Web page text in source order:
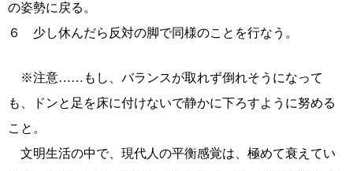
の姿勢に戻る。
６ 少し休んだら反対の脚で同様のことを行なう。
※注意……もし、バランスが取れず倒れそうになって
も、ドンと足を床に付けないで静かに下ろすように努める
こと。
文明生活の中で、現代人の平衡感覚は、極めて衰えてい